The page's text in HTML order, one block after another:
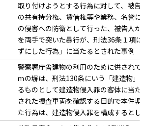
取り付けようとする行為に対して、被告
の共有持分権、賃借権等や業務、名誉に
の侵害への防衛として行った、被告人が
を両手で突いた暴行が、刑法36条１項に
ずにした行為」に当たるとされた事例
警察署庁舎建物の利用のために供されて
ｍの塀は、刑法130条にいう「建造物」
るものとして建造物侵入罪の客体に当た
された捜査車両を確認する目的で本件塀
た行為は、建造物侵入罪を構成するとし